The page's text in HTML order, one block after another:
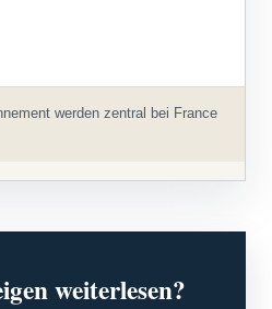
werden zentral bei France
weiterlesen?